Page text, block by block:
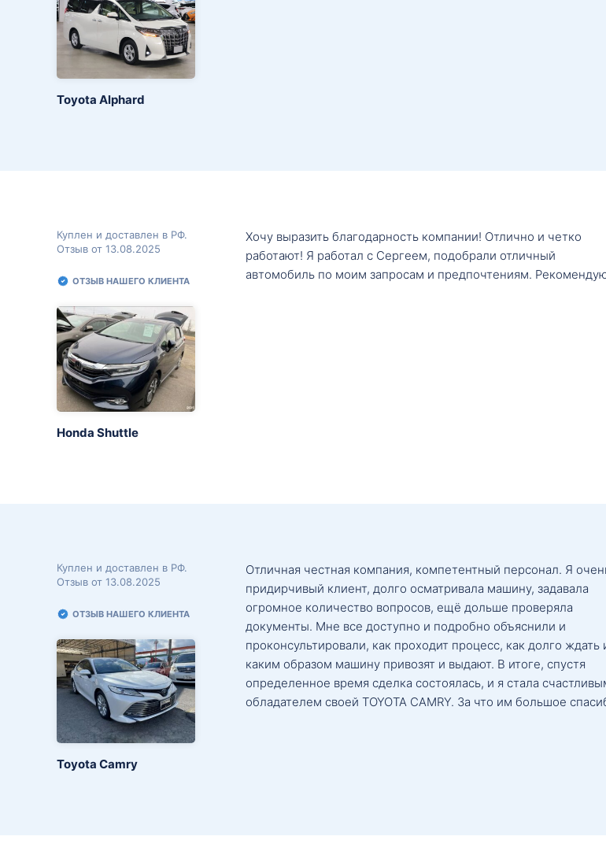
Toyota Alphard
Куплен и доставлен в РФ.
Отзыв от 13.08.2025
ОТЗЫВ НАШЕГО КЛИЕНТА
Honda Shuttle
Хочу выразить благодарность компании! Отлично и четко
работают! Я работал с Сергеем, подобрали отличный
автомобиль по моим запросам и предпочтениям.
Куплен и доставлен в РФ.
Отзыв от 13.08.2025
ОТЗЫВ НАШЕГО КЛИЕНТА
Toyota Camry
Отличная честная компания, компетентный персонал. Я
придирчивый клиент, долго осматривала машину, задавала
огромное количество вопросов, ещё дольше проверяла
документы. Мне все доступно и подробно объяснили и
проконсультировали, как проходит процесс, как долго ждать
каким образом машину привозят и выдают. В итоге, спустя
определенное время сделка состоялась, и я стала
обладателем своей TOYOTA CAMRY. За что им большое